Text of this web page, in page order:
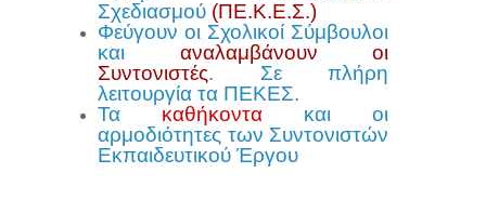
Σχεδιασμού (ΠΕ.Κ.Ε.Σ.)
Φεύγουν οι Σχολικοί Σύμβουλοι
και αναλαμβάνουν οι
Συντονιστές. Σε πλήρη
λειτουργία τα ΠΕΚΕΣ.
Τα καθήκοντα και οι
αρμοδιότητες των Συντονιστών
Εκπαιδευτικού Έργου